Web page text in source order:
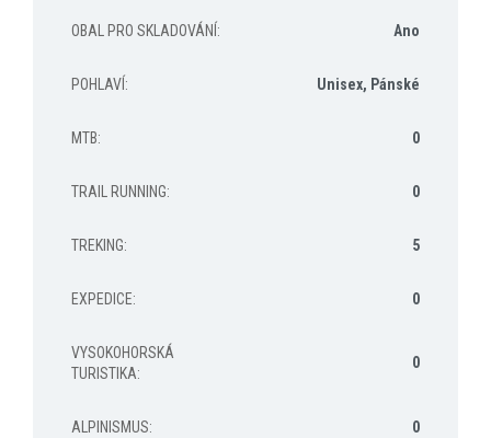
OBAL PRO SKLADOVÁNÍ : Ano
POHLAVÍ : Unisex, Pánské
MTB: 0
TRAIL RUNNING: 0
TREKING: 5
EXPEDICE: 0
VYSOKOHORSKÁ
TURISTIKA:
0
ALPINISMUS: 0